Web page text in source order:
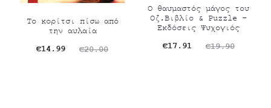
Το κορίτσι πίσω από
την αυλαία
€20.00
Original
€14.99
Η
Ο θαυμαστός μάγος του
Οζ.Βιβλίο & Puzzle –
Εκδόσεις Ψυχογιός
€19.90
Original
€17.91
Η